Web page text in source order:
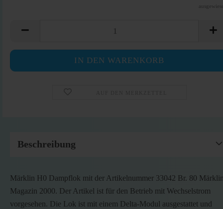
Beschreibung
Märklin H0 Dampflok mit der Artikelnummer 33042 Br. 80
Magazin 2000. Der Artikel ist für den Betrieb mit Wechselstrom
vorgesehen. Die Lok ist mit einem Delta-Modul ausgestattet und